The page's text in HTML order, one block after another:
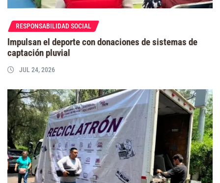
RESPONSABILIDAD SOCIAL
Impulsan el deporte con donaciones de sistemas de
captación pluvial
JUL 24, 2026